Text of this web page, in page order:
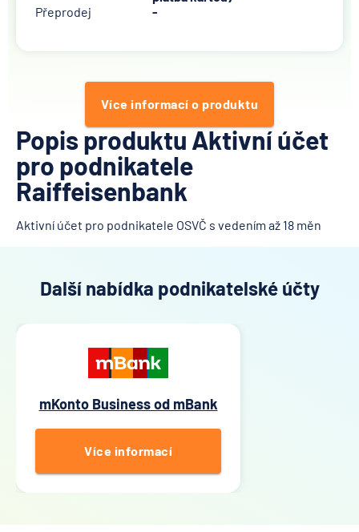
Přeprodej
-
Více informací o produktu
Popis produktu Aktivní účet
pro podnikatele
Raiffeisenbank
Aktivní účet pro podnikatele OSVČ s vedením až 18 měn
Další nabídka podnikatelské účty
mKonto Business od mBank
Více informací